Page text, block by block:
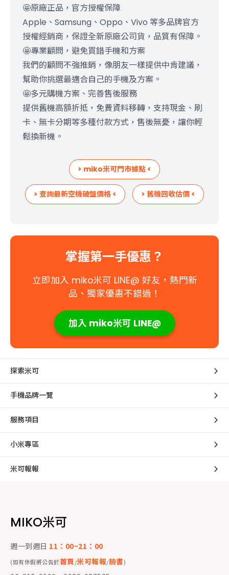
🤩原廠正品，官方授權保障
Apple、Samsung、Oppo、Vivo 等多品牌官方
授權經銷商，保證全新原廠公司貨，品質有保障。
🤩專業顧問，避免買錯手機和方案
我們的顧問不強推銷，像朋友一樣提供中肯建議，
幫助你挑選最適合自己的手機及方案。
🤩多元購機方案、完善售後服務
提供舊機高額折抵，免費資料移轉，支持現金、刷
卡、無卡分期等多種付款方式，售後無憂，讓你輕
鬆換新機。
> miko米可門市據點 <
> 查詢最新空機破盤價格 < > 舊機回收估價 <
掌握第一手優惠？
立即加入 miko米可 LINE@ 好友，熱門新
品、獨家優惠不錯過！
加入 miko米可 LINE@
探索米可
手機品牌一覽
服務項目
小米專區
米可報報
MIKO米可
週一到週日 11：00~21：00
(如有休假將公告於首頁/米可報報/臉書)